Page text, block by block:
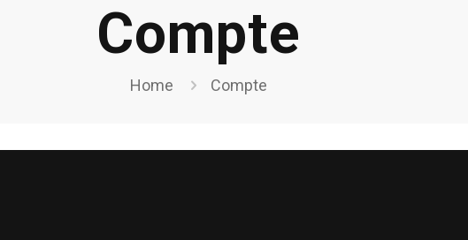
Compte
Home Compte